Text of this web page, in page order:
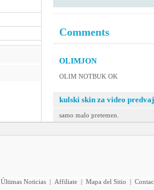
Comments
OLIMJON
OLIM NOTBUK OK
kulski skin za video
samo malo pretemen.
Últimas Noticias | Affiliate | Mapa del Sitio |